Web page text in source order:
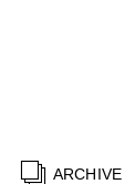
ARCHIVE